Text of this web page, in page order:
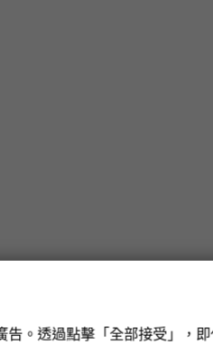
。透過點擊「全部接受」，